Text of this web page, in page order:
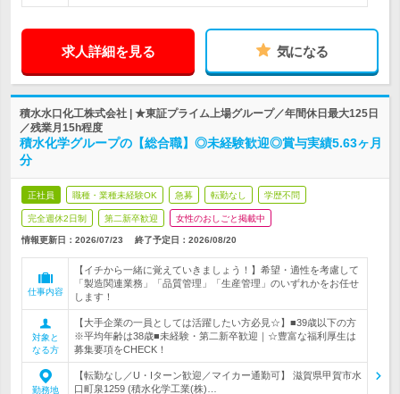
求人詳細を見る 気になる
積水水口化工株式会社 | ★東証プライム上場グループ／年間休日最大125日
／残業月15h程度
積水化学グループの【総合職】◎未経験歓迎◎賞与実績5.63ヶ月
分
正社員 職種・業種未経験OK 急募 転勤なし 学歴不問
完全週休2日制 第二新卒歓迎 女性のおしごと掲載中
情報更新日：2026/07/23 終了予定日： 2026/08/20
仕事内容
【イチから一緒に覚えていきましょう！】希望・適性を考慮して
「製造関連業務」「品質管理」「生産管理」のいずれかをお任せ
します！
対象と
なる方
【大手企業の一員としては活躍したい方必見☆】■39歳以下の方
※平均年齢は38歳■未経験・第二新卒歓迎｜☆豊富な福利厚生は
募集要項をCHECK！
勤務地
【転勤なし／U・Iターン歓迎／マイカー通勤可】 滋賀県甲賀市水
口町泉1259 (積水化学工業(株)…